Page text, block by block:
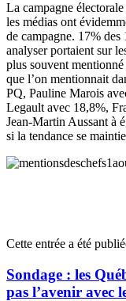
La campagne
les médias ont
de campagne. 17%
analyser portaient sur
plus souvent
que l’on mentionnait
PQ, Pauline Marois
Legault avec 18,8%,
Jean-Martin Aussant à
si la tendance se
Cette entrée a été
Sondage : les
pas l’avenir avec